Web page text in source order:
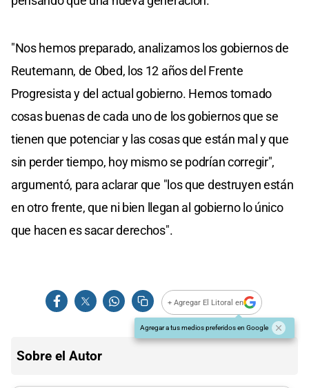
"Nos hemos preparado, analizamos los gobiernos de
Reutemann, de Obed, los 12 años del Frente
Progresista y del actual gobierno. Hemos tomado
cosas buenas de cada uno de los gobiernos que se
tienen que potenciar y las cosas que están mal y que
sin perder tiempo, hoy mismo se podrían corregir",
argumentó, para aclarar que "los que destruyen están
en otro frente, que ni bien llegan al gobierno lo único
que hacen es sacar derechos".
+ Agregar El Litoral en
Agregar a tus medios preferidos en Google
Sobre el Autor